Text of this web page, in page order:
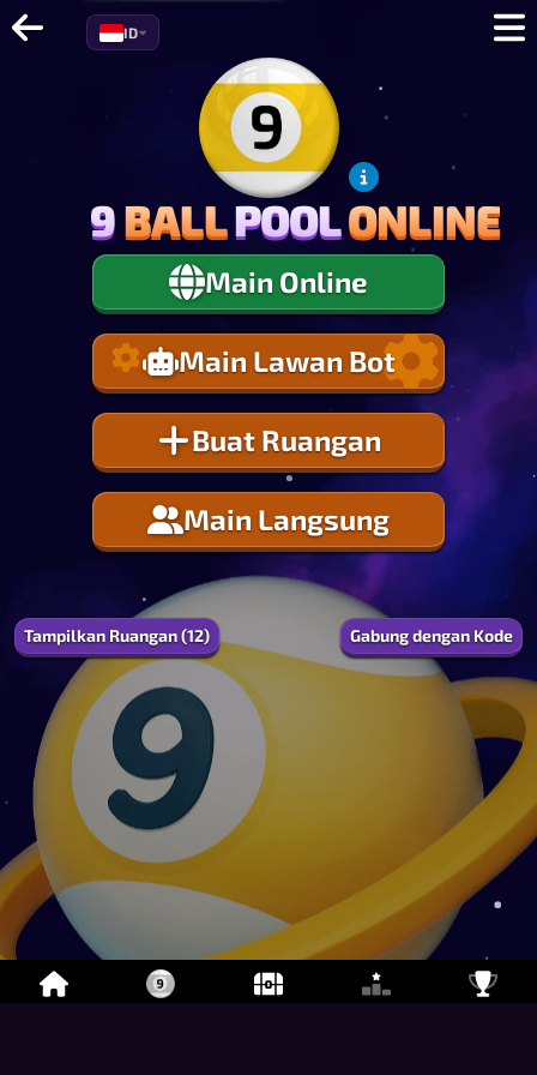
ID
9BALLPOOLONLINE
9BALLPOOLONLINE
Main Online
Main Lawan Bot
Buat Ruangan
Main Langsung
Tampilkan Ruangan (12) Gabung dengan Kode